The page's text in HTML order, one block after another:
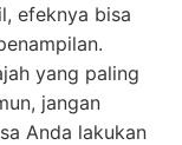
efeknya bisa
yang paling
jangan
Anda lakukan